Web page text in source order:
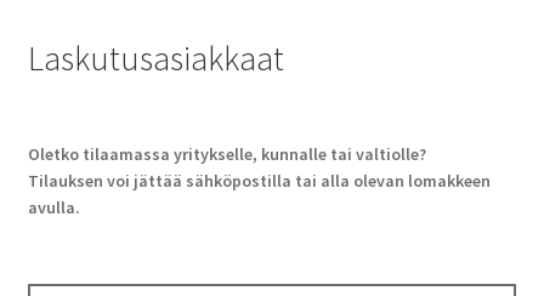
Laskutusasiakkaat
Oletko tilaamassa yritykselle, kunnalle tai valtiolle?
Tilauksen voi jättää sähköpostilla tai alla olevan lomakkeen
avulla.